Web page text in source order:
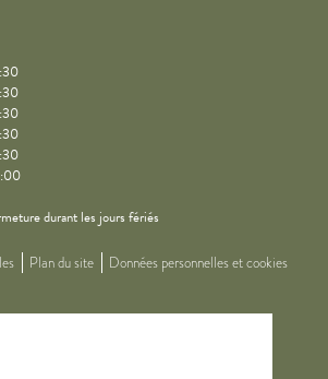
durant les jours fériés
Plan du site Données personnelles et cookies